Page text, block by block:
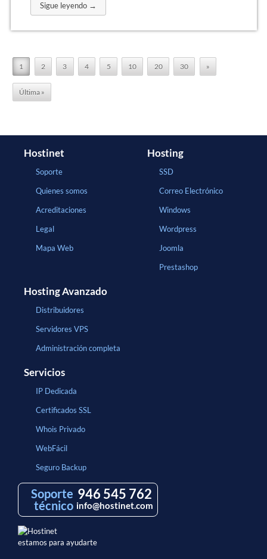
Sigue leyendo →
1 2 3 4 5 10 20 30 »
Última »
Hostinet
Soporte
Quienes somos
Acreditaciones
Legal
Mapa Web
Hosting
SSD
Correo Electrónico
Windows
Wordpress
Joomla
Prestashop
Hosting Avanzado
Distribuidores
Servidores VPS
Administración completa
Servicios
IP Dedicada
Certificados SSL
Whois Privado
WebFácil
Seguro Backup
Soporte
técnico
946 545 762
info@hostinet.com
estamos para ayudarte